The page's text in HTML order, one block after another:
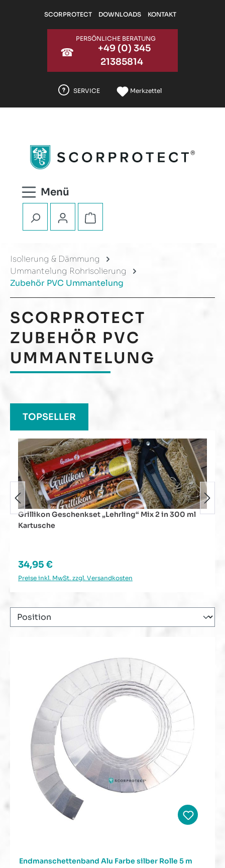
Zum Hauptinhalt springen
SCORPROTECT DOWNLOADS KONTAKT
☎
PERSÖNLICHE BERATUNG
+49 (0) 345
21385814
SERVICE Merkzettel
Warenkorb enthält 0
Isolierung & Dämmung
Ummantelung Rohrisolierung
Zubehör PVC Ummantelung
SCORPROTECT
ZUBEHÖR PVC
UMMANTELUNG
TOPSELLER
Grillikon Geschenkset „Lehrling“ Mix 2 in 300 ml
Kartusche
Regulärer Preis:
34,95 €
Preise inkl. MwSt. zzgl. Versandkosten
Endmanschettenband Alu Farbe silber Rolle 5 m